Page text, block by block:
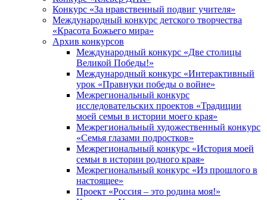
Конкурс «За нравственный подвиг учителя»
Международный конкурс детского творчества
«Красота Божьего мира»
Архив конкурсов
Международный конкурс «Две столицы
Великой Победы!»
Международный конкурс «Интерактивный
урок «Правнуки победы о войне»
Межрегиональный конкурс
исследовательских проектов «Традиции
моей семьи в истории моего края»
Межрегиональный художественный конкурс
«Семья глазами подростков»
Межрегиональный конкурс «История моей
семьи в истории родного края»
Межрегиональный конкурс «Из прошлого в
настоящее»
Проект «Россия – это родина моя!»